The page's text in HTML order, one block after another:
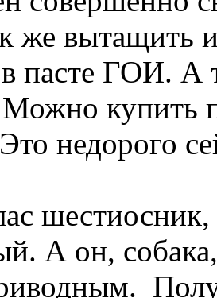
же вытащить и
пасте ГОИ.
Можно купить
недорого
шестиосник,
А он, собака,